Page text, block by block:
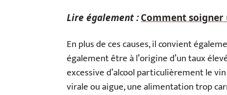
Lire également :Comment
En plus de ces causes, il convient
également être à l’origine d’un taux
excessive d’alcool particulièrement le
virale ou aigue, une alimentation trop